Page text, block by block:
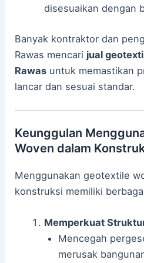
disesuaikan dengan
Banyak kontraktor dan
Rawas mencari jual
Rawas untuk memastikan
lancar dan sesuai standar.
Keunggulan
Woven dalam
Menggunakan geotextile
konstruksi memiliki
Memperkuat
Mencegah
merusak